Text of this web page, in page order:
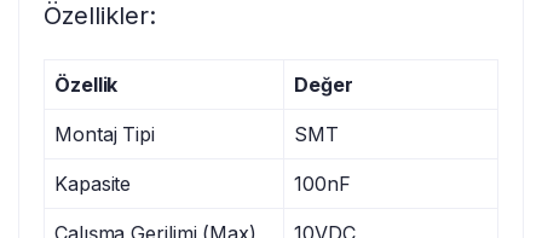
Özellikler:
Özellik Değer
Montaj Tipi SMT
Kapasite 100nF